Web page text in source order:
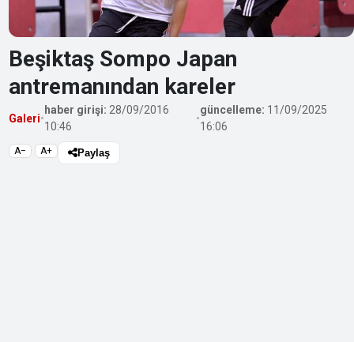
Beşiktaş Sompo Japan
antremanından kareler
Galeri•
haber girişi: 28/09/2016
10:46
•
güncelleme: 11/09/2025
16:06
A− A+ Paylaş